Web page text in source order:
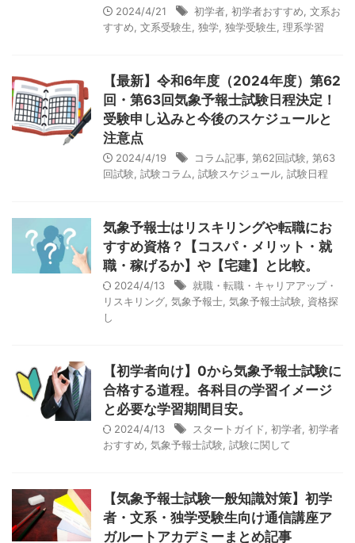
2024/4/21 初学者 初学者おすすめ 文系お
すすめ 文系受験生 独学 独学受験生 理系学習
【最新】令和6年度（2024年度）第62
回・第63回気象予報士試験日程決定！
受験申し込みと今後のスケジュールと
注意点
2024/4/19 コラム記事 第62回試験 第63
回試験 試験コラム 試験スケジュール 試験日程
気象予報士はリスキリングや転職にお
すすめ資格？【コスパ・メリット・就
職・稼げるか】や【宅建】と比較。
2024/4/13
就職・転職・キャリアアップ・
リスキリング 気象予報士 気象予報士試験 資格探
し
【初学者向け】0から気象予報士試験に
合格する道程。各科目の学習イメージ
と必要な学習期間目安。
2024/4/13 スタートガイド 初学者 初学者
おすすめ 気象予報士試験 試験に関して
【気象予報士試験一般知識対策】初学
者・文系・独学受験生向け通信講座ア
ガルートアカデミーまとめ記事